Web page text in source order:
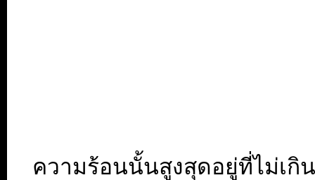
ความร้อนนั้นสูงสุดอยู่ที่ไม่เกิ